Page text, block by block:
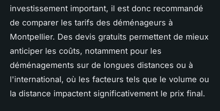
investissement important, il est donc recommandé
de comparer les tarifs des déménageurs à
Montpellier. Des devis gratuits permettent de mieux
anticiper les coûts, notamment pour les
déménagements sur de longues distances ou à
l'international, où les facteurs tels que le volume ou
la distance impactent significativement le prix final.